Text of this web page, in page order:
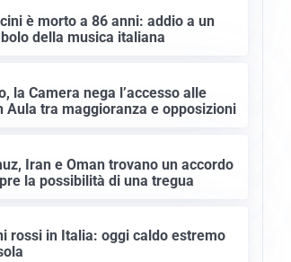
è morto a 86 anni: addio a un
della musica italiana
la Camera nega l’accesso alle
Aula tra maggioranza e opposizioni
Iran e Oman trovano un accordo
la possibilità di una tregua
rossi in Italia: oggi caldo estremo